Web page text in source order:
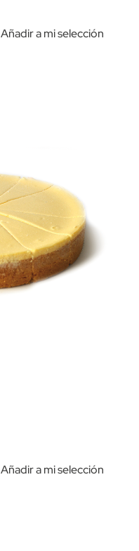
Añadir a mi selección
Añadir a mi selección